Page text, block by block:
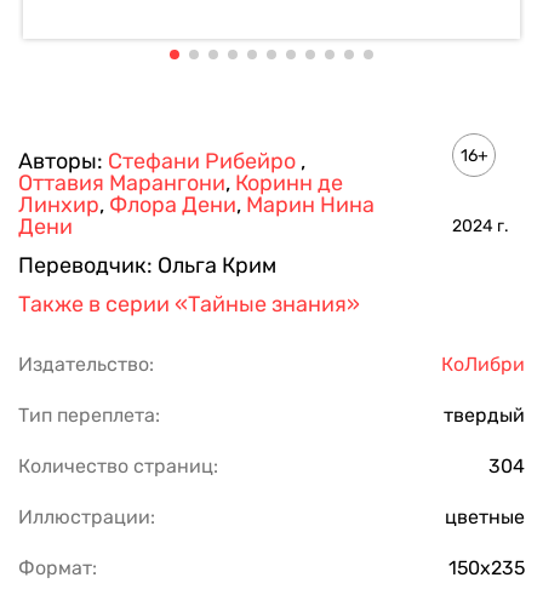
Авторы: Стефани Рибейро ,
Оттавия Марангони, Коринн де
Линхир, Флора Дени, Марин Нина
Дени
Переводчик: Ольга Крим
16+
2024 г.
Также в серии «Тайные знания»
Издательство: КоЛибри
Тип переплета: твердый
Количество страниц: 304
Иллюстрации: цветные
Формат: 150х235